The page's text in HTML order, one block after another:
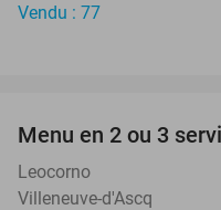
Vendu : 77
Menu en 2 ou 3
Leocorno
Villeneuve-d'Ascq